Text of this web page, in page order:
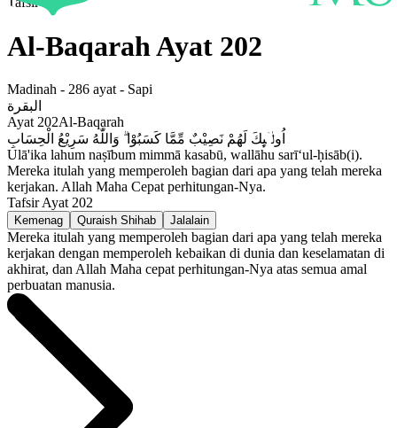
Al-BaqarahAyat 202
Madinah - 286 ayat - Sapi
البقرة
Ayat 202Al-Baqarah
اُولٰۤىِٕكَ لَهُمْ نَصِيْبٌ مِّمَّا كَسَبُوْا ۗ وَاللّٰهُ سَرِيْعُ الْحِسَابِ
Ulā'ika lahum naṣībum mimmā kasabū, wallāhu sarī‘ul-ḥisāb(i).
Mereka itulah yang memperoleh bagian dari apa yang telah mereka
kerjakan. Allah Maha Cepat perhitungan-Nya.
Tafsir Ayat 202
Kemenag Quraish Shihab Jalalain
Mereka itulah yang memperoleh bagian dari apa yang telah mereka
kerjakan dengan memperoleh kebaikan di dunia dan keselamatan di
akhirat, dan Allah Maha cepat perhitungan-Nya atas semua amal
perbuatan manusia.